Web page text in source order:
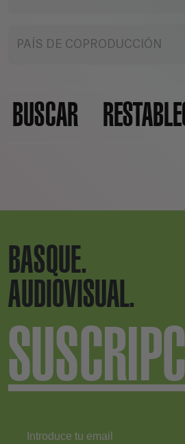
PAÍS DE COPRODUCCIÓN
BUSCAR
BASQUE.
AUDIOVISUAL.